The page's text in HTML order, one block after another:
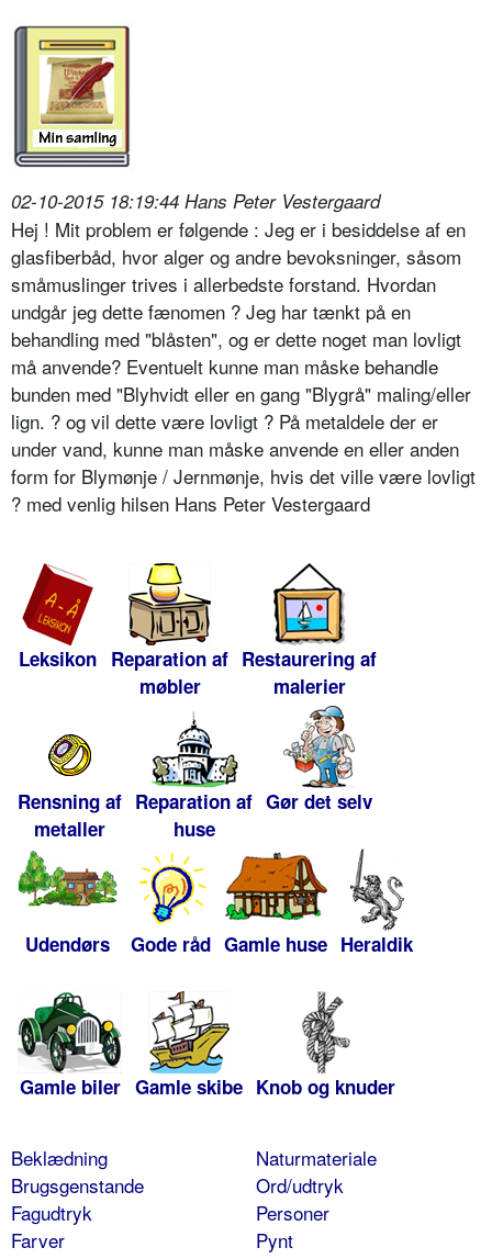
02-10-2015 18:19:44 Hans Peter Vestergaard
Hej ! Mit problem er følgende : Jeg er i besiddelse af en
glasfiberbåd, hvor alger og andre bevoksninger, såsom
småmuslinger trives i allerbedste forstand. Hvordan
undgår jeg dette fænomen ? Jeg har tænkt på en
behandling med "blåsten", og er dette noget man lovligt
må anvende? Eventuelt kunne man måske behandle
bunden med "Blyhvidt eller en gang "Blygrå" maling/eller
lign. ? og vil dette være lovligt ? På metaldele der er
under vand, kunne man måske anvende en eller anden
form for Blymønje / Jernmønje, hvis det ville være lovligt
? med venlig hilsen Hans Peter Vestergaard
Leksikon Reparation af
møbler
Restaurering af
malerier
Rensning af
metaller
Reparation af
huse
Gør det selv
Udendørs Gode råd Gamle huse Heraldik
Gamle biler Gamle skibe Knob og knuder
Beklædning
Brugsgenstande
Fagudtryk
Farver
Naturmateriale
Ord/udtryk
Personer
Pynt